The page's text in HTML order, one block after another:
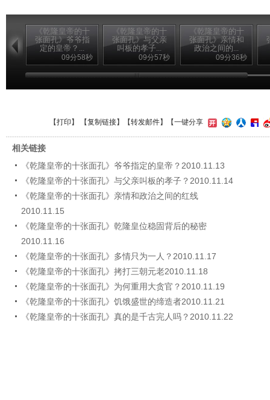
《乾隆皇帝的十
张面孔》爷爷指
定的皇帝？...
09分58秒
《乾隆皇帝的十
张面孔》与父亲
叫板的孝子...
09分57秒
《乾隆皇帝的十
张面孔》亲情和
政治之间的...
09分36秒
【打印 】 【复制链接】【转发邮件】 【一键分享
相关链接
《乾隆皇帝的十张面孔》爷爷指定的皇帝？2010.11.13
《乾隆皇帝的十张面孔》与父亲叫板的孝子？2010.11.14
《乾隆皇帝的十张面孔》亲情和政治之间的红线
2010.11.15
《乾隆皇帝的十张面孔》乾隆皇位稳固背后的秘密
2010.11.16
《乾隆皇帝的十张面孔》多情只为一人？2010.11.17
《乾隆皇帝的十张面孔》拷打三朝元老2010.11.18
《乾隆皇帝的十张面孔》为何重用大贪官？2010.11.19
《乾隆皇帝的十张面孔》饥饿盛世的缔造者2010.11.21
《乾隆皇帝的十张面孔》真的是千古完人吗？2010.11.22